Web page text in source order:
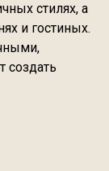
стилях, а
и гостиных.
создать